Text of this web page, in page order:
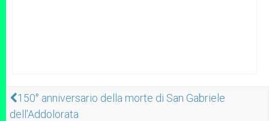
150° anniversario della morte di San Gabriele
dell'Addolorata